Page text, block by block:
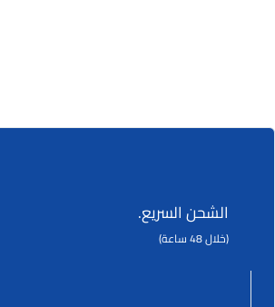
الشحن السريع.
(خلال 48 ساعة)